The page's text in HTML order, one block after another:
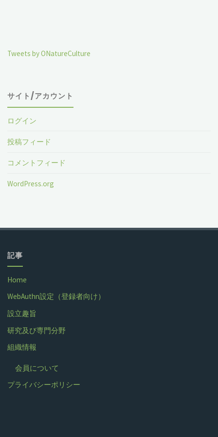
Tweets by ONatureCulture
サイト/アカウント
ログイン
投稿フィード
コメントフィード
WordPress.org
記事
Home
WebAuthn設定（登録者向け）
設立趣旨
研究及び専門分野
組織情報
会員について
プライバシーポリシー